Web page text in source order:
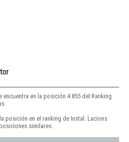
en la posición 4.855 del Ranking
posición en el ranking de Instal. Lacions
similares: